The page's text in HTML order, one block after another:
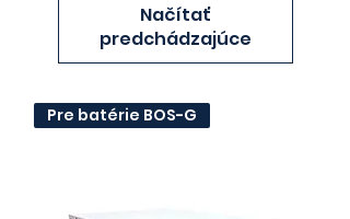
Načítať
predchádzajúce
Pre batérie BOS-G